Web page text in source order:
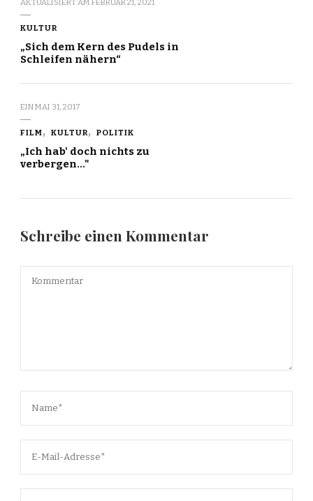
AKTUALISIERT AM FEBRUAR 21, 2021
KULTUR
„Sich dem Kern des Pudels in
Schleifen nähern“
EINMAI 31, 2017
FILM KULTUR POLITIK
„Ich hab' doch nichts zu
verbergen…"
Schreibe einen Kommentar